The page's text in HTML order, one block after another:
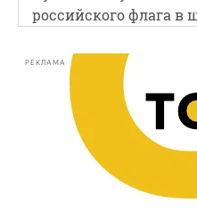
российского флага в
РЕКЛАМА